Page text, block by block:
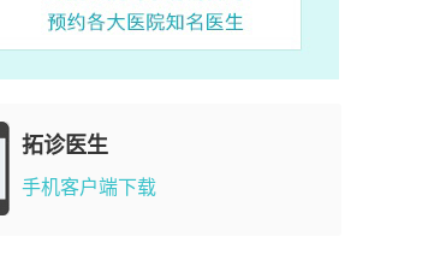
拓诊医生
手机客户端下载